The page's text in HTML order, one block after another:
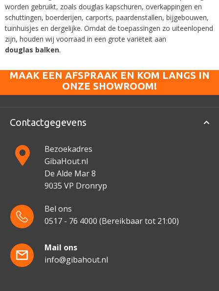
worden gebruikt, zoals douglas kapschuren, overkappingen en
schuttingen, boerderijen, carports, paardenstallen, bijgebouwen,
tuinhuisjes en dergelijke. Omdat de toepassingen zo uiteenlopend
zijn, houden wij voorraad in een grote variëteit aan
douglas balken.
MAAK EEN AFSPRAAK EN KOM LANGS IN
ONZE SHOWROOM!
Contactgegevens
Bezoekadres
GibaHout.nl
De Alde Mar 8
9035 VP Dronryp
Bel ons
0517 - 76 4000 (Bereikbaar tot 21:00)
Mail ons
info@gibahout.nl